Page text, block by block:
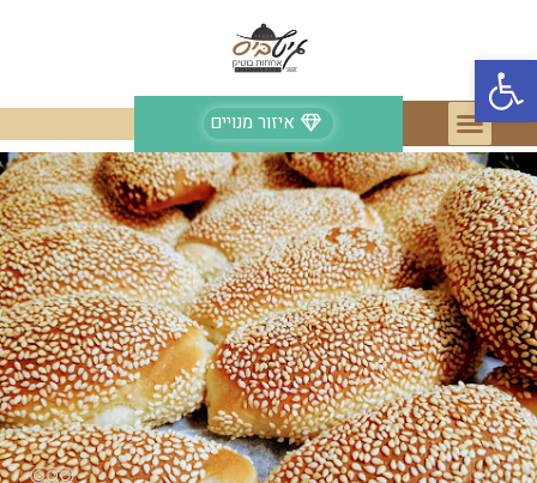
איזור מנויים
פתח סרגל נגישות